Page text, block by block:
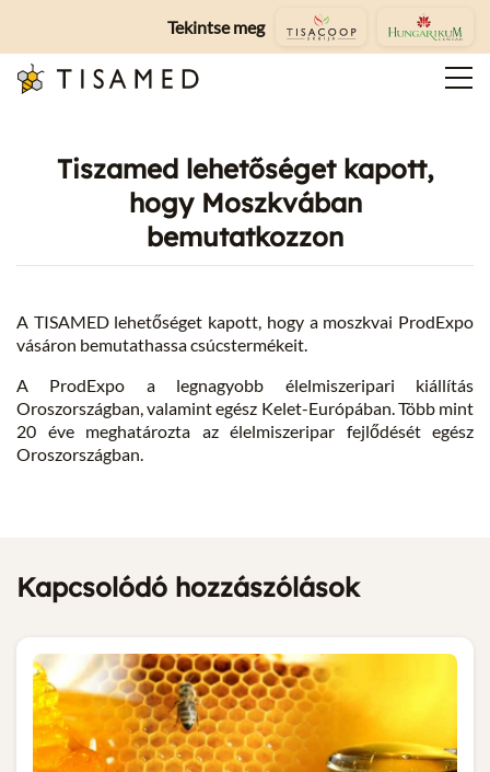
Tekintse meg
Tiszamed lehetőséget kapott,
hogy Moszkvában
bemutatkozzon
A TISAMED lehetőséget kapott, hogy a moszkvai ProdExpo
vásáron bemutathassa csúcstermékeit.
A ProdExpo a legnagyobb élelmiszeripari kiállítás
Oroszországban, valamint egész Kelet-Európában. Több mint
20 éve meghatározta az élelmiszeripar fejlődését egész
Oroszországban.
Kapcsolódó hozzászólások